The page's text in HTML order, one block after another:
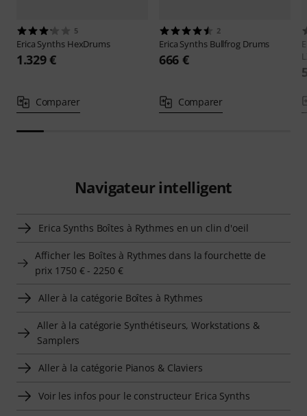
5
Erica Synths HexDrums
1.329 €
Comparer
2
Erica Synths Bullfrog Drums
666 €
Comparer
Navigateur intelligent
Erica Synths Boîtes à Rythmes en un clin d'oeil
Afficher les Boîtes à Rythmes dans la fourchette de
prix 1750 € - 2250 €
Aller à la catégorie Boîtes à Rythmes
Aller à la catégorie Synthétiseurs, Workstations &
Samplers
Aller à la catégorie Pianos & Claviers
Voir les infos pour le constructeur Erica Synths